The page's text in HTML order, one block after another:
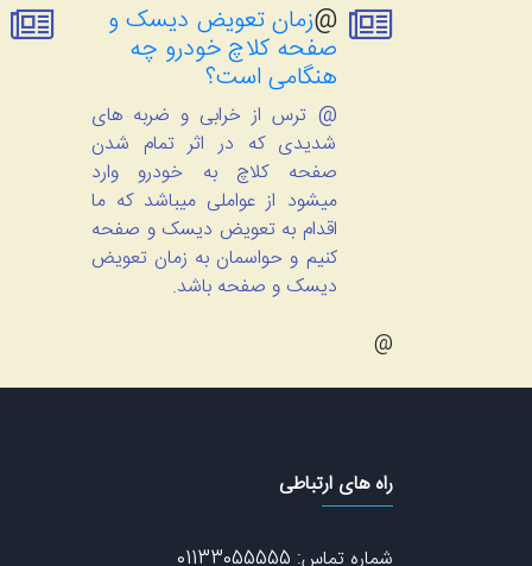
@زمان تعویض دیسک و
صفحه کلاچ خودرو چه
هنگامی است؟
@ ترس از خرابی و ضربه های
شدیدی که در اثر تمام شدن
صفحه کلاچ به خودرو وارد
میشود از عواملی میباشد که ما
اقدام به تعویض دیسک و صفحه
کنیم و حواسمان به زمان تعویض
دیسک و صفحه باشد.
@
راه های ارتباطی